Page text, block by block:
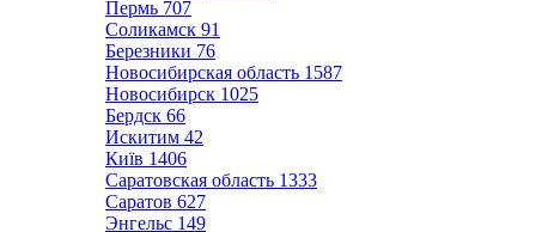
Пермь 707
Соликамск 91
Березники 76
Новосибирская область 1587
Новосибирск 1025
Бердск 66
Искитим 42
Київ 1406
Саратовская область 1333
Саратов 627
Энгельс 149